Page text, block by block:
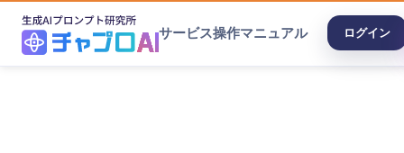
サービス操作マニュアル ログイン